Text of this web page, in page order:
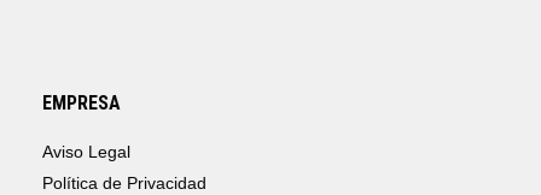
EMPRESA
Aviso Legal
Política de Privacidad